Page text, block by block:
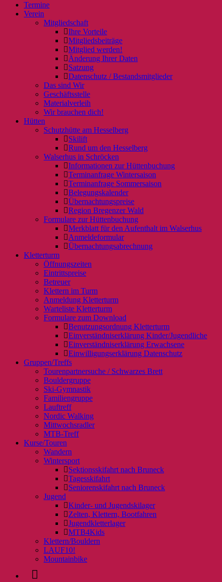
Termine
Verein
Mitgliedschaft
Ihre Vorteile
Mitgliedsbeiträge
Mitglied werden!
Änderung Ihrer Daten
Satzung
Datenschutz / Bestandsmitglieder
Das sind Wir
Geschäftsstelle
Materialverleih
Wir brauchen dich!
Hütten
Schutzhütte am Hesselberg
Skilift
Rund um den Hesselberg
Walserhus in Schröcken
Informationen zur Hüttenbuchung
Terminanfrage Wintersaison
Terminanfrage Sommersaison
Belegungskalender
Übernachtungspreise
Region Bregenzer Wald
Formulare zur Hüttenbuchung
Merkblatt für den Aufenthalt im Walserhus
Anmeldeformular
Übernachtungsabrechnung
Kletterturm
Öffnungszeiten
Eintrittspreise
Betreuer
Klettern im Turm
Anmeldung Kletterturm
Warteliste Kletterturm
Formulare zum Download
Benutzungsordnung Kletterturm
Einverständniserklärung Kinder/Jugendliche
Einverständniserklärung Erwachsene
Einwilligungserklärung Datenschutz
Gruppen/Treffs
Tourenpartnersuche / Schwarzes Brett
Bouldergruppe
Ski-Gymnastik
Familiengruppe
Lauftreff
Nordic Walking
Mittwochsradler
MTB-Treff
Kurse/Touren
Wandern
Wintersport
Sektionsskifahrt nach Bruneck
Tagesskifahrt
Seniorenskifahrt nach Bruneck
Jugend
Kinder- und Jugendskilager
Zelten, Klettern, Bootfahren
Jugendkletterlager
MTB4Kids
Klettern/Bouldern
LAUF10!
Mountainbike